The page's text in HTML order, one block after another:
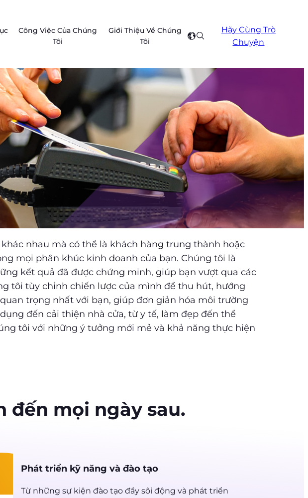
Công Việc Của Chúng
Tôi
Giới Thiệu Về Chúng
Tôi
Select
region
SearchHãy Cùng Trò
Chuyện
nhau mà có thể là khách hàng trung thành hoặc
mọi phân khúc kinh doanh của bạn. Chúng tôi là
kết quả đã được chứng minh, giúp bạn vượt qua các
tôi tùy chỉnh chiến lược của mình để thu hút, hướng
trọng nhất với bạn, giúp đơn giản hóa môi trường
đến cải thiện nhà cửa, từ y tế, làm đẹp đến thể
tôi với những ý tưởng mới mẻ và khả năng thực hiện
đến mọi ngày sau.
Phát triển kỹ năng và đào tạo
Từ những sự kiện đào tạo đầy sôi động và phát triển